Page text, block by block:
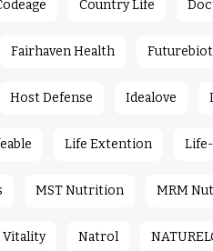
Country Life
Fairhaven Health
Host Defense Idealove
Life Extention
MST Nutrition MRM
Vitality Natrol